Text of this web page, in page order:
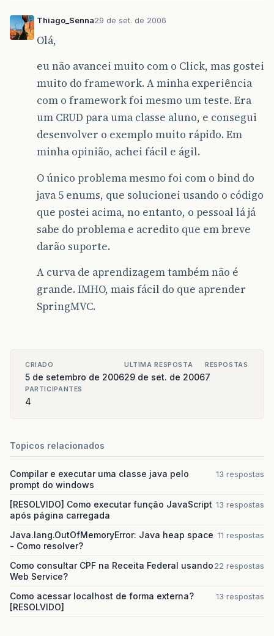
Thiago_Senna29 de set. de 2006
Olá,
eu não avancei muito com o Click, mas gostei
muito do framework. A minha experiência
com o framework foi mesmo um teste. Era
um CRUD para uma classe aluno, e consegui
desenvolver o exemplo muito rápido. Em
minha opinião, achei fácil e ágil.
O único problema mesmo foi com o bind do
java 5 enums, que solucionei usando o código
que postei acima, no entanto, o pessoal lá já
sabe do problema e acredito que em breve
darão suporte.
A curva de aprendizagem também não é
grande. IMHO, mais fácil do que aprender
SpringMVC.
CRIADO
5 de setembro de 2006
ULTIMA RESPOSTA
29 de set. de 2006
RESPOSTAS
7
PARTICIPANTES
4
Topicos relacionados
Compilar e executar uma classe java pelo
prompt do windows
13 respostas
[RESOLVIDO] Como executar função JavaScript
após página carregada
13 respostas
Java.lang.OutOfMemoryError: Java heap space
- Como resolver?
11 respostas
Como consultar CPF na Receita Federal usando
Web Service?
22 respostas
Como acessar localhost de forma externa?
[RESOLVIDO]
13 respostas